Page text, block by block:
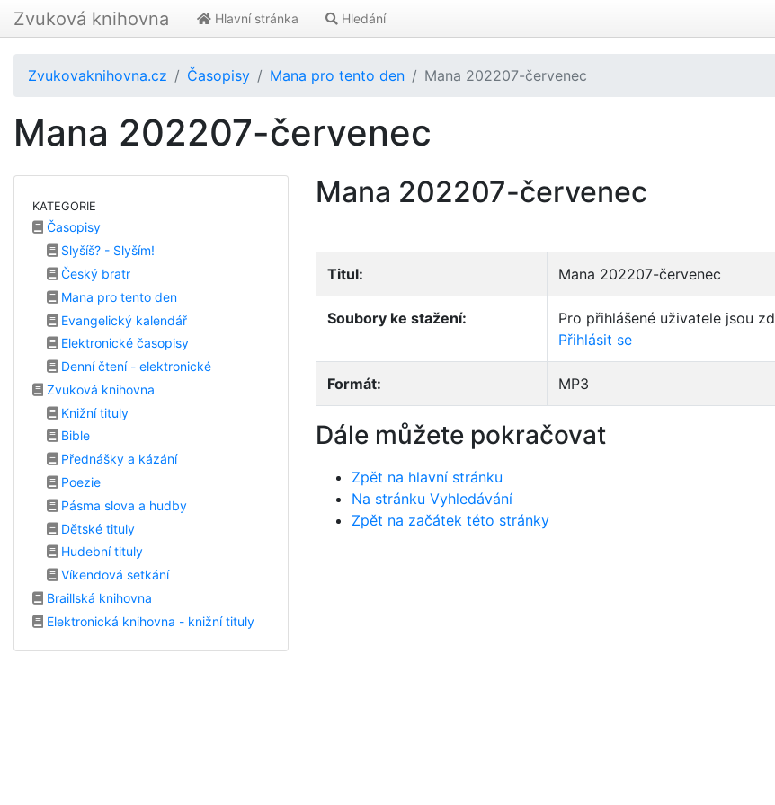
Zvuková knihovna Hlavní stránka Hledání
Zvukovaknihovna.cz Časopisy Mana pro tento den Mana 202207-červenec
Mana 202207-červenec
KATEGORIE
Časopisy
Slyšíš? - Slyším!
Český bratr
Mana pro tento den
Evangelický kalendář
Elektronické časopisy
Denní čtení - elektronické
Zvuková knihovna
Knižní tituly
Bible
Přednášky a kázání
Poezie
Pásma slova a hudby
Dětské tituly
Hudební tituly
Víkendová setkání
Braillská knihovna
Elektronická knihovna - knižní tituly
Mana 202207-červenec
Titul: Mana 202207-červenec
Soubory ke stažení:
Pro přihlášené uživatele jsou
Přihlásit se
Formát: MP3
Dále můžete pokračovat
Zpět na hlavní stránku
Na stránku Vyhledávání
Zpět na začátek této stránky